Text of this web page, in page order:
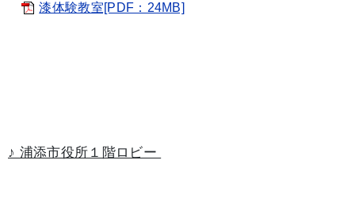
漆体験教室[PDF：24MB]
♪ 浦添市役所１階ロビー